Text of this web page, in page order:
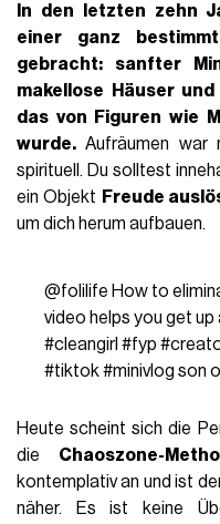
In den letzten zehn
einer ganz
gebracht: sanfter
makellose Häuser
das von Figuren wie
wurde. Aufräumen
spirituell. Du solltest
ein Objekt Freude
um dich herum aufbauen.
@folilife How to
video helps you get
#cleangirl #fyp
#tiktok #minivlog son
Heute scheint sich die
die Chaoszone-
kontemplativ an und ist
näher. Es ist keine